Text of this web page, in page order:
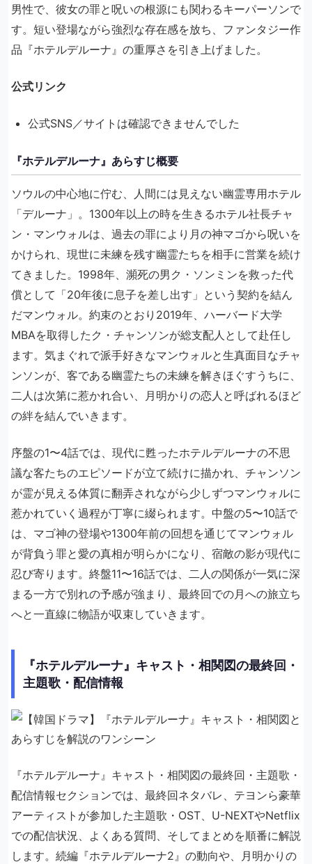
男性で、彼女の罪と呪いの根源にも関わるキーパーソンで
す。短い登場ながら強烈な存在感を放ち、ファンタジー作
品『ホテルデルーナ』の重厚さを引き上げました。
公式リンク
公式SNS／サイトは確認できませんでした
『ホテルデルーナ』あらすじ概要
ソウルの中心地に佇む、人間には見えない幽霊専用ホテル
「デルーナ」。1300年以上の時を生きるホテル社長チャ
ン・マンウォルは、過去の罪により月の神マゴから呪いを
かけられ、現世に未練を残す幽霊たちを相手に営業を続け
てきました。1998年、瀕死の男ク・ソンミンを救った代
償として「20年後に息子を差し出す」という契約を結ん
だマンウォル。約束のとおり2019年、ハーバード大学
MBAを取得したク・チャンソンが総支配人として赴任し
ます。気まぐれで派手好きなマンウォルと生真面目なチャ
ンソンが、客である幽霊たちの未練を解きほぐすうちに、
二人は次第に惹かれ合い、月明かりの恋人と呼ばれるほど
の絆を結んでいきます。
序盤の1〜4話では、現代に甦ったホテルデルーナの不思
議な客たちのエピソードが立て続けに描かれ、チャンソン
が霊が見える体質に翻弄されながら少しずつマンウォルに
惹かれていく過程が丁寧に綴られます。中盤の5〜10話で
は、マゴ神の登場や1300年前の回想を通じてマンウォル
が背負う罪と愛の真相が明らかになり、宿敵の影が現代に
忍び寄ります。終盤11〜16話では、二人の関係が一気に深
まる一方で別れの予感が強まり、最終回での月への旅立ち
へと一直線に物語が収束していきます。
『ホテルデルーナ』キャスト・相関図の最終回・
主題歌・配信情報
『ホテルデルーナ』キャスト・相関図の最終回・主題歌・
配信情報セクションでは、最終回ネタバレ、テヨンら豪華
アーティストが参加した主題歌・OST、U-NEXTやNetflix
での配信状況、よくある質問、そしてまとめを順番に解説
します。続編『ホテルデルーナ2』の動向や、月明かりの